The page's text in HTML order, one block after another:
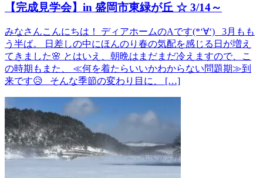
【完成見学会】in 盛岡市東緑が丘 ☆ 3/14～
みなさんこんにちは！ ディアホームのAです(*‘∀‘) 3月もも
う半ば。 日差しの中にほんのり春の気配を感じる日が増え
てきました🌸 とはいえ、朝晩はまだまだ冷えますので、こ
の時期もまた、 ≪何を着たらいいかわからない問題期≫到
来です😥 そんな季節の変わり目に、 […]